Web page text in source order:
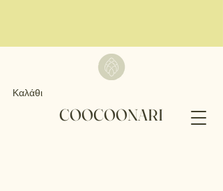
COOCOONARI
Καλάθι